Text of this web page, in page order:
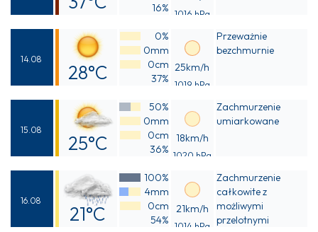
35°C
16% 1016 hPa
14.08
28°C
28°C
0%
0mm
0cm
37%
25km/h
1019 hPa
Przeważnie
bezchmurnie
15.08
25°C
25°C
50%
0mm
0cm
36%
18km/h
1020 hPa
Zachmurzenie
umiarkowane
16.08
21°C
100%
4mm
0cm
54%
21km/h
1014 hPa
Zachmurzenie
całkowite z
możliwymi
przelotnymi